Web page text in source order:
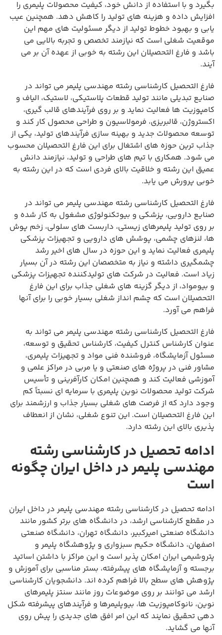
بگیرد و با استفاده از دانش خود، کیفیت محصولات پلیمری را
افزایش داده و هزینه های تولید را کاهش دهد. همچنین عیب
یابی و بهبود خطوط تولید از دیگر مسئولیت های مهم این
موقعیت شغلی است که نیازمند تخصص و تجربه بالایی می
باشد و فارغ التحصیلان این رشته به خوبی از عهده آن بر می
آیند.
فارغ التحصیل کارشناسی رشته مهندسی پلیمر می تواند در
صنایع تبدیلی مانند تولید قطعات پلاستیکی، لاستیک، الیاف و
کامپوزیت ها فعالیت نماید و بر روی فرآیندهای قالب گیری،
اکستروژن، قالبریزی، فرمولاسیون و طراحی محصول کار کند و
توسعه محصولات جدید و بهینه سازی فرآیندهای تولید، یکی از
جذاب ترین حوزه های اشتغال برای این فارغ التحصیلان محسوب
می شود. همکاری با تیم های طراحی و تولید، نیازمند دانش
عمیق این رشته و خلاقیت بالای فردی است که در این رشته به
خوبی پرورش می یابد.
فارغ التحصیل کارشناسی رشته مهندسی پلیمر می تواند در
صنایع دارویی، پزشکی و بیوتکنولوژی مشغول به کار شده و
بر روی تولید پلیمرهای زیستی، داربست های سلولی، زخم پوش
ها، لنزهای چشمی، پوشش های دارویی و تجهیزات پزشکی
پلیمری فعالیت نماید و این حوزه در سال های اخیر رشد
چشمگیری داشته و نیاز به متخصصان این رشته در آن بسیار
زیاد است. فعالیت در شرکت های تولیدکننده تجهیزات پزشکی
و بیومواد، از دیگر گزینه های شغلی جذاب برای این فارغ
التحصیلان است که چشم انداز شغلی بسیار خوبی را برای آنها
فراهم می آورد.
فارغ التحصیل کارشناسی رشته مهندسی پلیمر می تواند به
عنوان کارشناس کنترل کیفیت، کارشناس تحقیق و توسعه،
مسئول آزمایشگاه، فروشنده فنی مواد و تجهیزات پلیمری،
مشاور فنی در پروژه های صنعتی و یا مربی در مراکز علمی و
آموزشی فعالیت کند و همچنین امکان کارآفرینی و تأسیس
شرکت تولید محصولات نوین پلیمری با سرمایه ای نسبتاً کم
وجود دارد که از فرصت های شغلی بسیار جذاب و ارزشمند برای
این فارغ التحصیلان است. این تنوع شغلی، نشان از انعطاف
پذیری بالای این رشته دارد.
ادامه تحصیل در کارشناسی رشته
مهندسی پلیمر در داخل ایران چگونه
است
ادامه تحصیل در کارشناسی رشته مهندسی پلیمر در داخل ایران
در مقطع کارشناسی ارشد، در دانشگاه های برتر کشور مانند
دانشگاه صنعتی امیرکبیر، دانشگاه تهران، دانشگاه صنعتی
اصفهان، دانشگاه حکیم سبزواری و پژوهشگاه پلیمر و
پتروشیمی ایران امکان پذیر است و این مراکز با داشتن اساتید
برجسته و آزمایشگاه های پیشرفته، بستر مناسبی برای آموزش و
پژوهش های سطح بالا فراهم کرده اند. دانشجویان کارشناسی
ارشد می توانند بر روی موضوعات روز مانند سنتز پلیمرهای
نوین، نانوکامپوزیت ها، بیوپلیمرها و فرآیندهای پیشرفته شکل
دهی تحقیق نمایند که این امر افق های جدیدی را پیش روی
آنها می گشاید.